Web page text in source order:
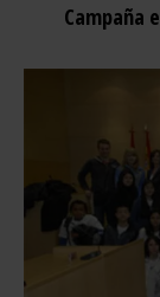
Campaña